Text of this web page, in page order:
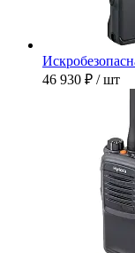
46 930 ₽ / шт